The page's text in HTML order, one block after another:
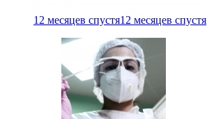
12 месяцев спустя12 месяцев спустя